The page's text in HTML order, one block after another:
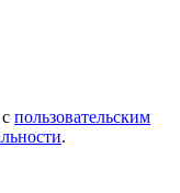
пользовательским
.